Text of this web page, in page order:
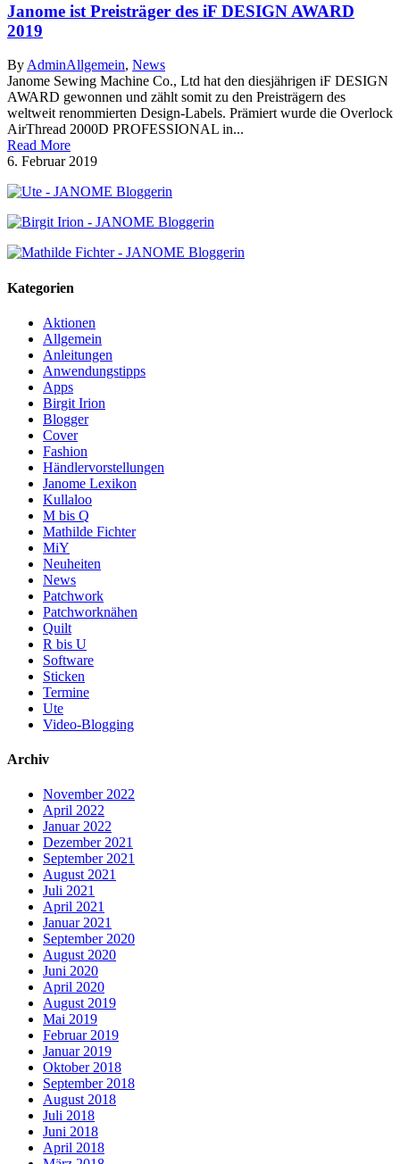
Janome ist Preisträger des iF DESIGN AWARD
2019
By AdminAllgemein, News
Janome Sewing Machine Co., Ltd hat den diesjährigen iF DESIGN
AWARD gewonnen und zählt somit zu den Preisträgern des
weltweit renommierten Design-Labels. Prämiert wurde die Overlock
AirThread 2000D PROFESSIONAL in...
Read More
6. Februar 2019
Kategorien
Aktionen
Allgemein
Anleitungen
Anwendungstipps
Apps
Birgit Irion
Blogger
Cover
Fashion
Händlervorstellungen
Janome Lexikon
Kullaloo
M bis Q
Mathilde Fichter
MiY
Neuheiten
News
Patchwork
Patchworknähen
Quilt
R bis U
Software
Sticken
Termine
Ute
Video-Blogging
Archiv
November 2022
April 2022
Januar 2022
Dezember 2021
September 2021
August 2021
Juli 2021
April 2021
Januar 2021
September 2020
August 2020
Juni 2020
April 2020
August 2019
Mai 2019
Februar 2019
Januar 2019
Oktober 2018
September 2018
August 2018
Juli 2018
Juni 2018
April 2018